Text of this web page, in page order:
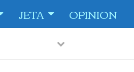
JETA OPINION
PreviousNext